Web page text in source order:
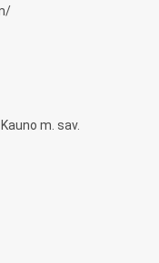
m. sav.